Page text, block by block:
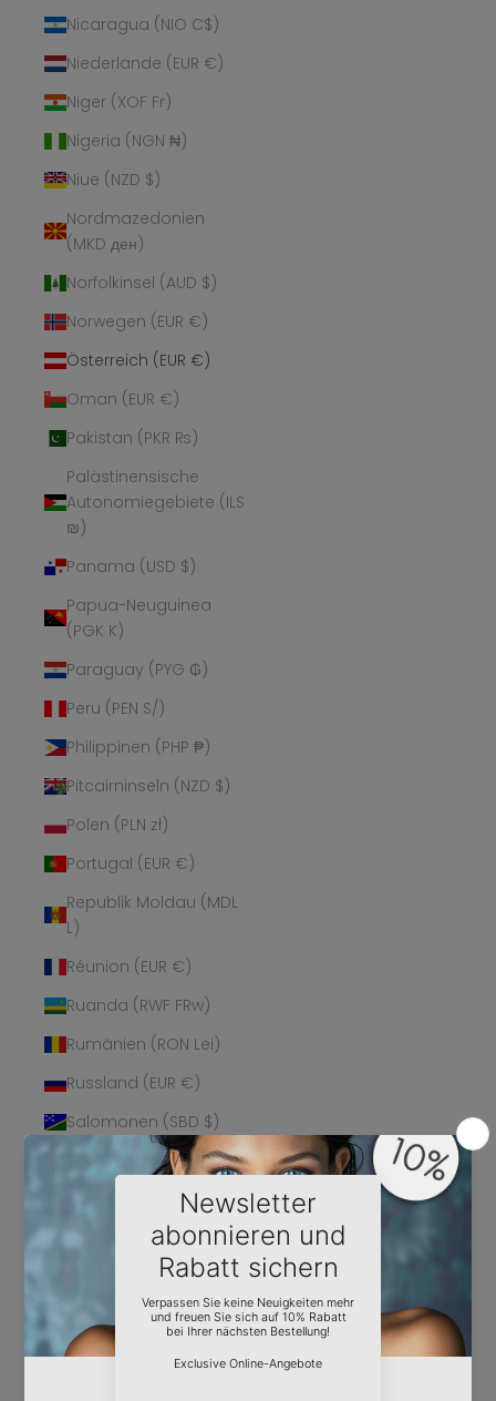
Nicaragua (NIO C$)
Niederlande (EUR €)
Niger (XOF Fr)
Nigeria (NGN ₦)
Niue (NZD $)
Nordmazedonien
(MKD ден)
Norfolkinsel (AUD $)
Norwegen (EUR €)
Österreich (EUR €)
Oman (EUR €)
Pakistan (PKR ₨)
Palästinensische
Autonomiegebiete (ILS
₪)
Panama (USD $)
Papua-Neuguinea
(PGK K)
Paraguay (PYG ₲)
Peru (PEN S/)
Philippinen (PHP ₱)
Pitcairninseln (NZD $)
Polen (PLN zł)
Portugal (EUR €)
Republik Moldau (MDL
L)
Réunion (EUR €)
Ruanda (RWF FRw)
Rumänien (RON Lei)
Russland (EUR €)
Salomonen (SBD $)
Sambia (EUR €)
Samoa (WST T)
San Marino (EUR €)
São Tomé und
Príncipe (STD Db)
Saudi-Arabien (SAR